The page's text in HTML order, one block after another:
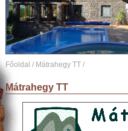
Főoldal / Mátrahegy TT /
Mátrahegy TT